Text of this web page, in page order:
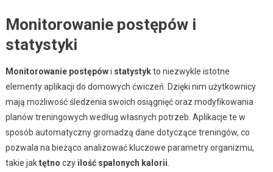
Monitorowanie postępów i
statystyki
Monitorowanie postępówi statystykto niezwykle istotne
elementy aplikacji do domowych ćwiczeń. Dzięki nim użytkownicy
mają możliwość śledzenia swoich osiągnięć oraz modyfikowania
planów treningowych według własnych potrzeb. Aplikacje te w
sposób automatyczny gromadzą dane dotyczące treningów, co
pozwala na bieżąco analizować kluczowe parametry organizmu,
takie jaktętno czy ilość spalonych kalorii